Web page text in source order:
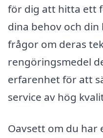
för dig att hitta ett
dina behov och
frågor om deras
rengöringsmedel
erfarenhet för att
service av hög
Oavsett om du